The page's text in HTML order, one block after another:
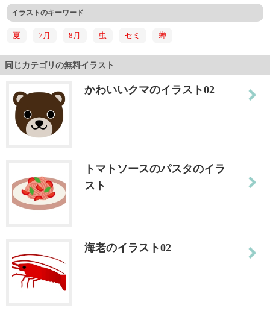
イラストのキーワード
夏 7月 8月 虫 セミ 蝉
同じカテゴリの無料イラスト
かわいいクマのイラスト02
トマトソースのパスタのイラ
スト
海老のイラスト02